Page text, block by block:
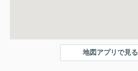
地図アプリで見る